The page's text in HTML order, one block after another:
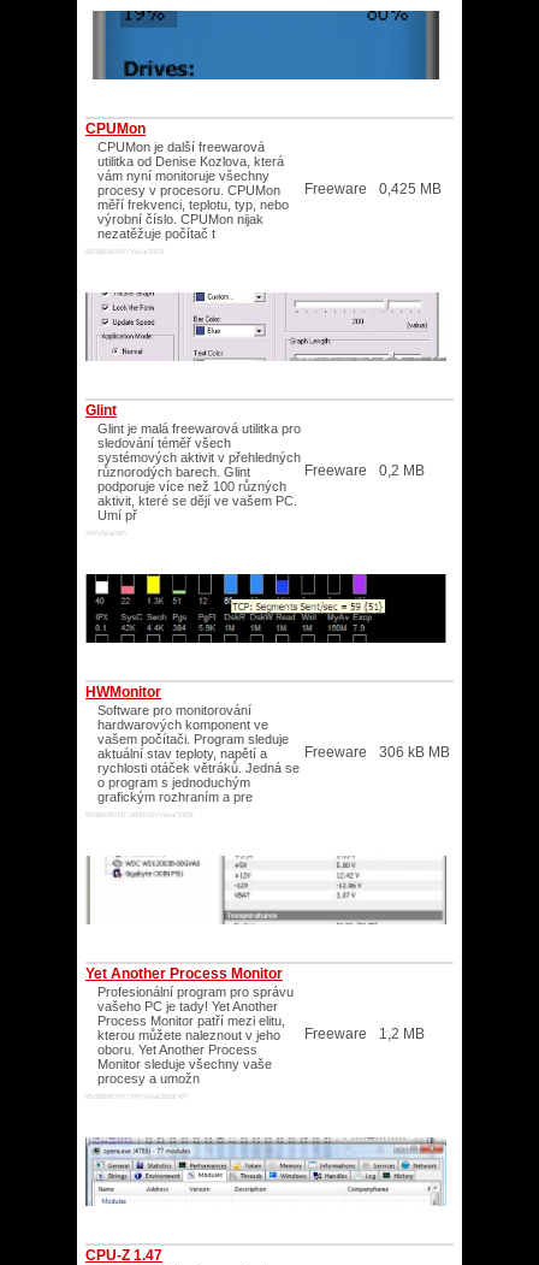
CPUMon
CPUMon je další freewarová
utilitka od Denise Kozlova, která
vám nyní monitoruje všechny
procesy v procesoru. CPUMon
měří frekvenci, teplotu, typ, nebo
výrobní číslo. CPUMon nijak
nezatěžuje počítač t
95/98/ME/NT/Vista/2003/
Freeware 0,425 MB
Glint
Glint je malá freewarová utilitka pro
sledování téměř všech
systémových aktivit v přehledných
různorodých barech. Glint
podporuje více než 100 různých
aktivit, které se dějí ve vašem PC.
Umí př
XP/Vista/XP/
Freeware 0,2 MB
HWMonitor
Software pro monitorování
hardwarových komponent ve
vašem počítači. Program sleduje
aktuální stav teploty, napětí a
rychlosti otáček větráků. Jedná se
o program s jednoduchým
grafickým rozhraním a pre
95/98/ME/NT/2000/XP/Vista/2003/
Freeware 306 kB MB
Yet Another Process Monitor
Profesionální program pro správu
vašeho PC je tady! Yet Another
Process Monitor patří mezi elitu,
kterou můžete naleznout v jeho
oboru. Yet Another Process
Monitor sleduje všechny vaše
procesy a umožn
95/98/ME/NT/XP/Vista/2003/XP/
Freeware 1,2 MB
CPU-Z 1.47